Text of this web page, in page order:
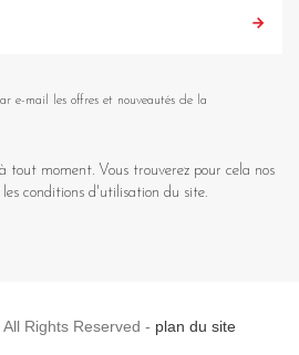
e-mail les offres et nouveautés de la
tout moment. Vous trouverez pour cela nos
conditions d'utilisation du site.
Rights Reserved - plan du site